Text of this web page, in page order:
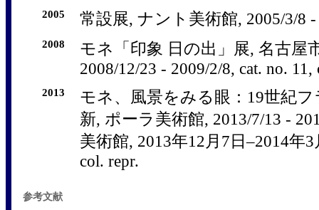
2005 常設展, ナント美術館, 2005/3/8 -
2008
モネ「印象 日の出」展, 名古屋
2008/12/23 - 2009/2/8, cat. no. 11,
2013
モネ、風景をみる眼：19世紀
新, ポーラ美術館, 2013/7/13 -
美術館, 2013年12月7日–2014年3
col. repr.
参考文献